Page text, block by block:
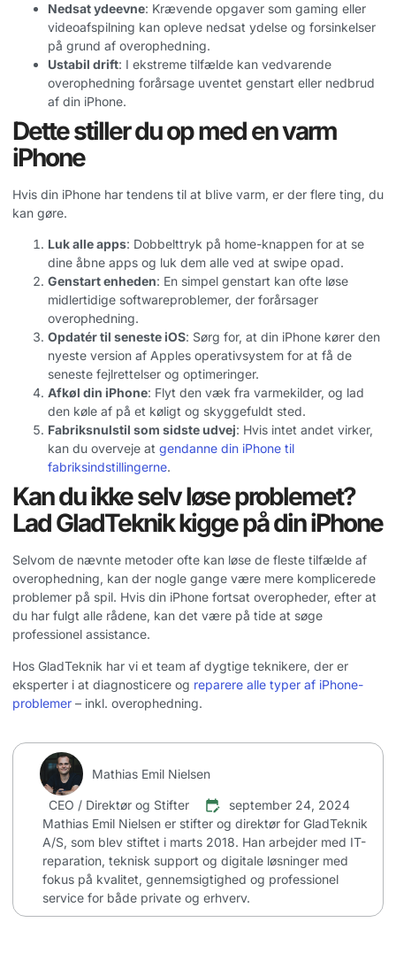
Nedsat ydeevne: Krævende opgaver som gaming eller
videoafspilning kan opleve nedsat ydelse og forsinkelser
på grund af overophedning.
Ustabil drift: I ekstreme tilfælde kan vedvarende
overophedning forårsage uventet genstart eller nedbrud
af din iPhone.
Dette stiller du op med en varm
iPhone
Hvis din iPhone har tendens til at blive varm, er der flere ting, du
kan gøre.
Luk alle apps: Dobbelttryk på home-knappen for at se
dine åbne apps og luk dem alle ved at swipe opad.
Genstart enheden: En simpel genstart kan ofte løse
midlertidige softwareproblemer, der forårsager
overophedning.
Opdatér til seneste iOS: Sørg for, at din iPhone kører den
nyeste version af Apples operativsystem for at få de
seneste fejlrettelser og optimeringer.
Afkøl din iPhone: Flyt den væk fra varmekilder, og lad
den køle af på et køligt og skyggefuldt sted.
Fabriksnulstil som sidste udvej: Hvis intet andet virker,
kan du overveje at gendanne din iPhone til
fabriksindstillingerne.
Kan du ikke selv løse problemet?
Lad GladTeknik kigge på din iPhone
Selvom de nævnte metoder ofte kan løse de fleste tilfælde af
overophedning, kan der nogle gange være mere komplicerede
problemer på spil. Hvis din iPhone fortsat overopheder, efter at
du har fulgt alle rådene, kan det være på tide at søge
professionel assistance.
Hos GladTeknik har vi et team af dygtige teknikere, der er
eksperter i at diagnosticere og reparere alle typer af iPhone-
problemer – inkl. overophedning.
Mathias Emil Nielsen
CEO / Direktør og Stifter
september 24, 2024
Mathias Emil Nielsen er stifter og direktør for GladTeknik
A/S, som blev stiftet i marts 2018. Han arbejder med IT-
reparation, teknisk support og digitale løsninger med
fokus på kvalitet, gennemsigtighed og professionel
service for både private og erhverv.